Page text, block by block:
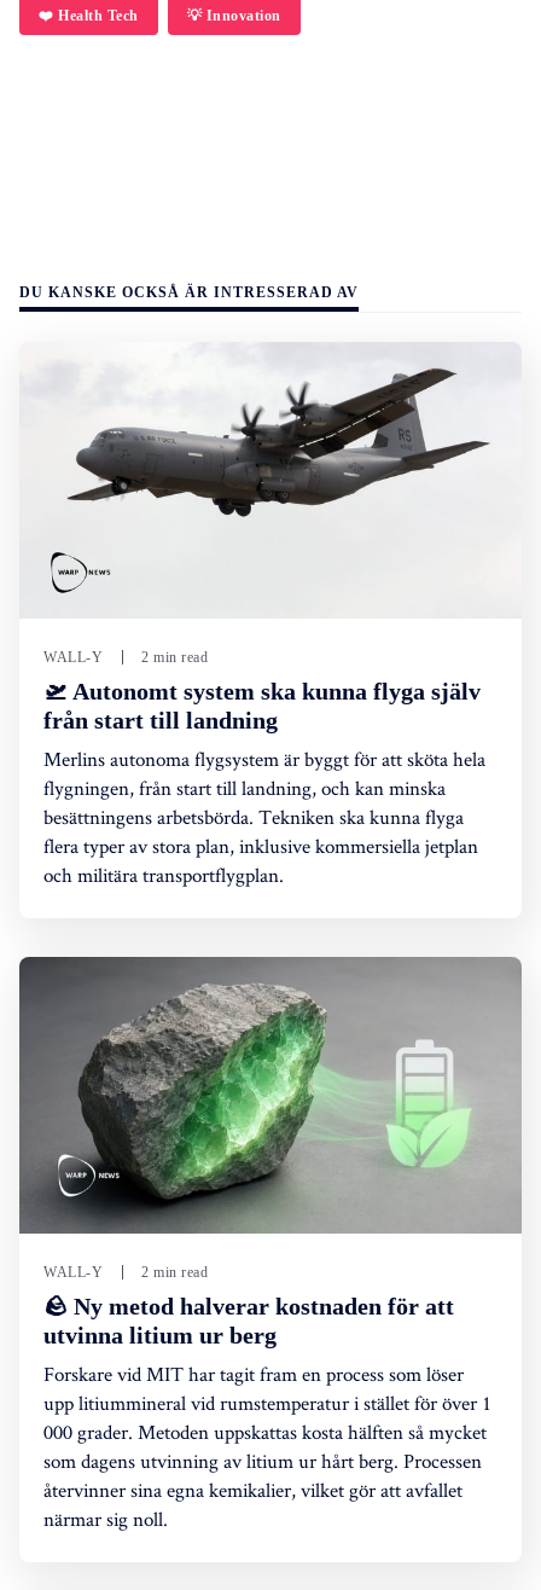
❤️ Health Tech 💡 Innovation
DU KANSKE OCKSÅ ÄR INTRESSERAD AV
WALL-Y 2 min read
🛫 Autonomt system ska kunna flyga själv
från start till landning
Merlins autonoma flygsystem är byggt för att sköta hela
flygningen, från start till landning, och kan minska
besättningens arbetsbörda. Tekniken ska kunna flyga
flera typer av stora plan, inklusive kommersiella jetplan
och militära transportflygplan.
WALL-Y 2 min read
🪨 Ny metod halverar kostnaden för att
utvinna litium ur berg
Forskare vid MIT har tagit fram en process som löser
upp litiummineral vid rumstemperatur i stället för över 1
000 grader. Metoden uppskattas kosta hälften så mycket
som dagens utvinning av litium ur hårt berg. Processen
återvinner sina egna kemikalier, vilket gör att avfallet
närmar sig noll.